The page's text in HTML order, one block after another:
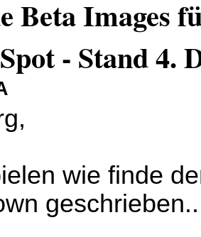
Beta Images
- Stand 4.
wie finde